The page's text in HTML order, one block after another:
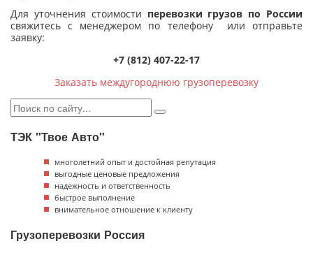
Для уточнения стоимости перевозки грузов по России
свяжитесь с менеджером по телефону или отправьте
заявку:
+7 (812) 407-22-17
Заказать междугороднюю грузоперевозку
ТЭК "Твое Авто"
многолетний опыт и достойная репутация
выгодные ценовые предложения
надежность и ответственность
быстрое выполнение
внимательное отношение к клиенту
Грузоперевозки Россия